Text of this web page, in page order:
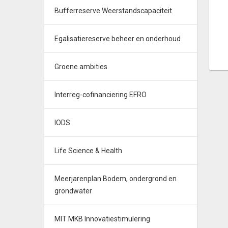
Bufferreserve Weerstandscapaciteit
Egalisatiereserve beheer en onderhoud
Groene ambities
Interreg-cofinanciering EFRO
IODS
Life Science & Health
Meerjarenplan Bodem, ondergrond en
grondwater
MIT MKB Innovatiestimulering